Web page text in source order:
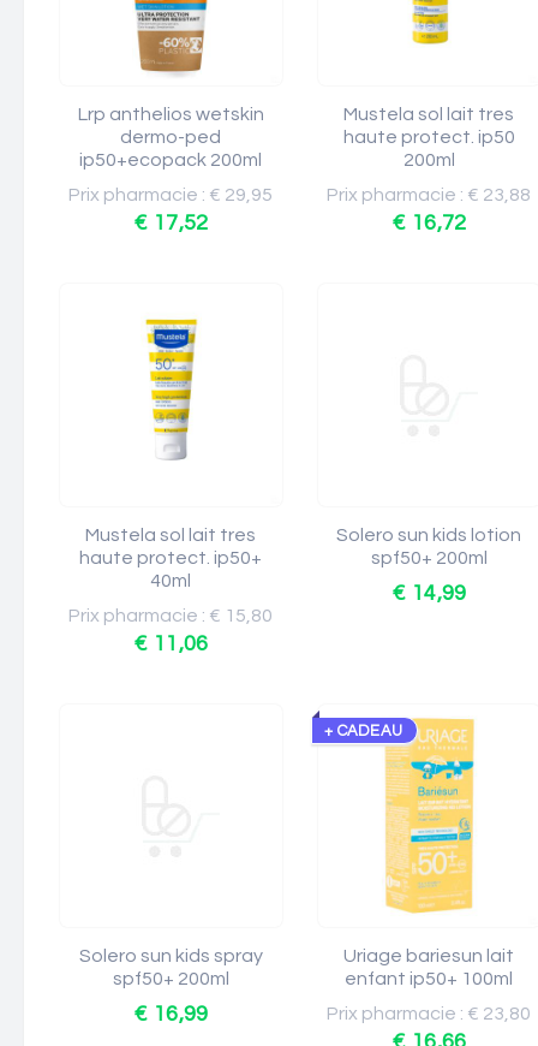
Lrp anthelios wetskin
dermo-ped
ip50+ecopack 200ml
Prix pharmacie : € 29,95
€ 17,52
Mustela sol lait tres
haute protect. ip50
200ml
Prix pharmacie : € 23,88
€ 16,72
Mustela sol lait tres
haute protect. ip50+
40ml
Prix pharmacie : € 15,80
€ 11,06
Solero sun kids lotion
spf50+ 200ml
€ 14,99
Solero sun kids spray
spf50+ 200ml
€ 16,99
+ CADEAU
Uriage bariesun lait
enfant ip50+ 100ml
Prix pharmacie : € 23,80